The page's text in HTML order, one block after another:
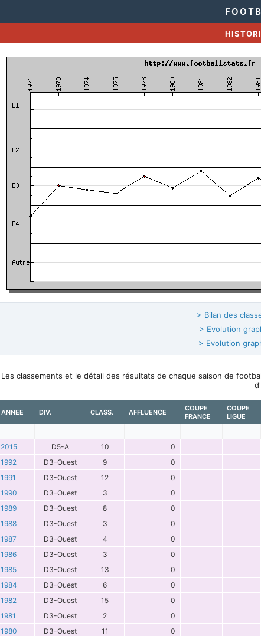
> Bilan des
> Evolution
> Evolution
Les classements et le détail des résultats de chaque saison de
ANNEE DIV. CLASS. AFFLUENCE
COUPE
FRANCE
COUPE
LIGUE
2015
D5-A 10 0
1992
D3-Ouest 9 0
1991
D3-Ouest 12 0
1990
D3-Ouest 3 0
1989
D3-Ouest 8 0
1988
D3-Ouest 3 0
1987
D3-Ouest 4 0
1986
D3-Ouest 3 0
1985
D3-Ouest 13 0
1984
D3-Ouest 6 0
1982
D3-Ouest 15 0
1981
D3-Ouest 2 0
1980
D3-Ouest 11 0